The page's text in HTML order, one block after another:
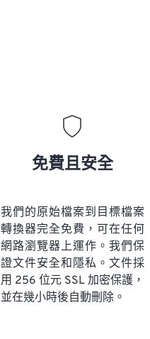
免費且安全
我們的原始檔案到目標檔案
轉換器完全免費，可在任何
網路瀏覽器上運作。我們保
證文件安全和隱私。文件採
用 256 位元 SSL 加密保護，
並在幾小時後自動刪除。